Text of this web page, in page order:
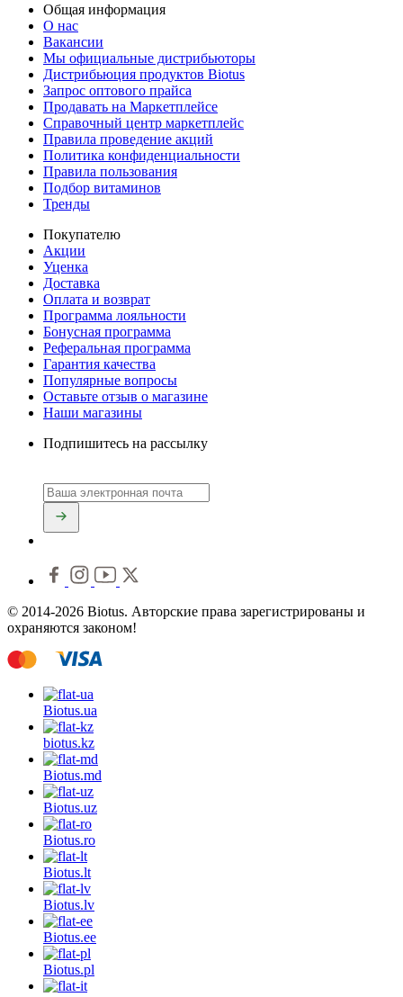
Общая информация
О нас
Вакансии
Мы официальные дистрибьюторы
Дистрибьюция продуктов Biotus
Запрос оптового прайса
Продавать на Маркетплейсе
Справочный центр маркетплейс
Правила проведение акций
Политика конфиденциальности
Правила пользования
Подбор витаминов
Тренды
Покупателю
Акции
Уценка
Доставка
Оплата и возврат
Программа лояльности
Бонусная программа
Реферальная программа
Гарантия качества
Популярные вопросы
Оставьте отзыв о магазине
Наши магазины
Подпишитесь на рассылку
© 2014-2026 Biotus. Авторские права зарегистрированы и
охраняются законом!
Biotus.ua
biotus.kz
Biotus.md
Biotus.uz
Biotus.ro
Biotus.lt
Biotus.lv
Biotus.ee
Biotus.pl